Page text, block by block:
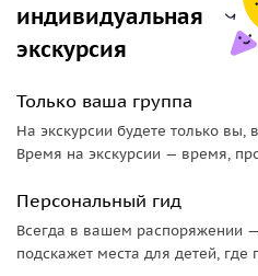
индивидуальная
экскурсия
Только ваша группа
На экскурсии будете только
Время на экскурсии — время,
Персональный гид
Всегда в вашем распоряжении
подскажет места для детей, где